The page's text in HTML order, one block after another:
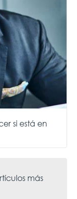
si está en
más